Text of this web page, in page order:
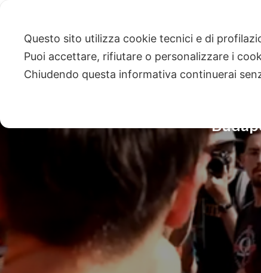
Questo sito utilizza cookie tecnici e di
Puoi accettare, rifiutare o personalizzare i
Chiudendo questa informativa continuerai